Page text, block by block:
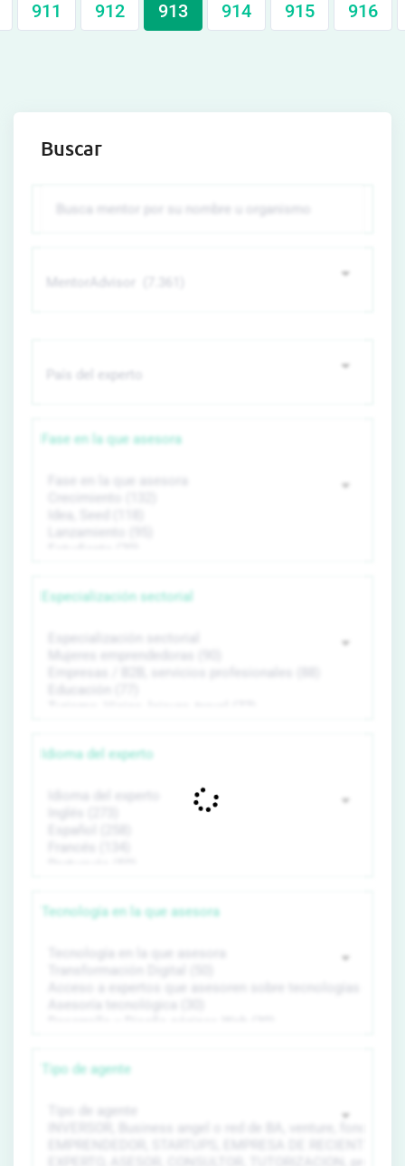
911 912 913 914 915 916
Buscar
Fase en la que asesora
Especialización sectorial
Idioma del experto
Tecnología en la que asesora
Tipo de agente